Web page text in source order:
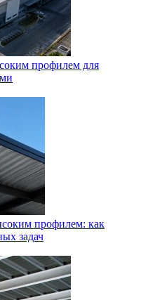
профилем для
профилем: как
задач